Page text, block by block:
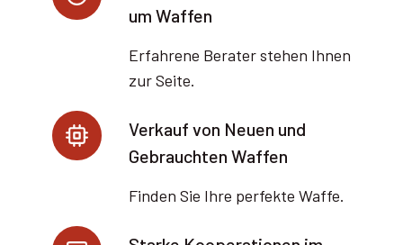
um Waffen
Erfahrene Berater stehen Ihnen
zur Seite.
Verkauf von Neuen und
Gebrauchten Waffen
Finden Sie Ihre perfekte Waffe.